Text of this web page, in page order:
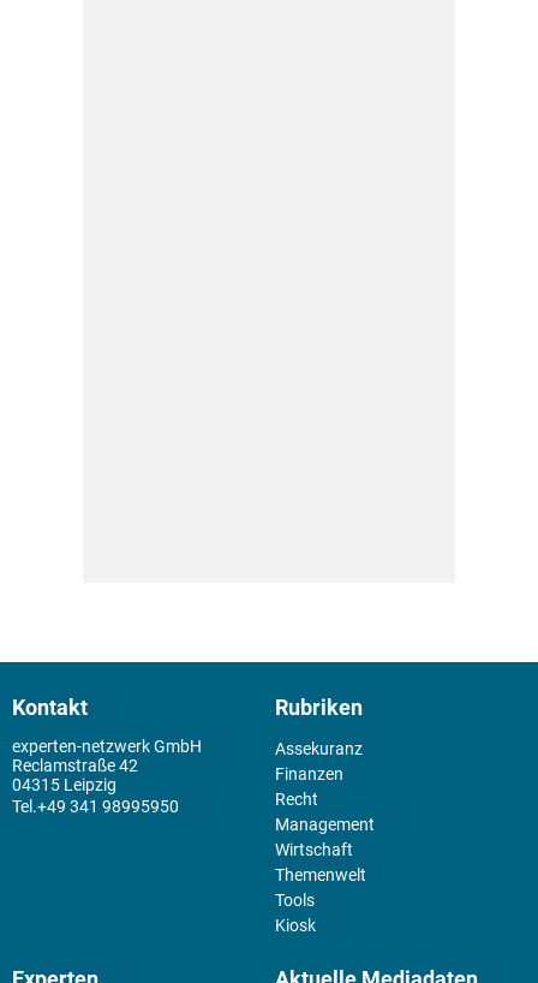
Kontakt
experten-netzwerk GmbH
Reclamstraße 42
04315 Leipzig
+49 341 98995950
Rubriken
Assekuranz
Finanzen
Recht
Management
Wirtschaft
Themenwelt
Tools
Kiosk